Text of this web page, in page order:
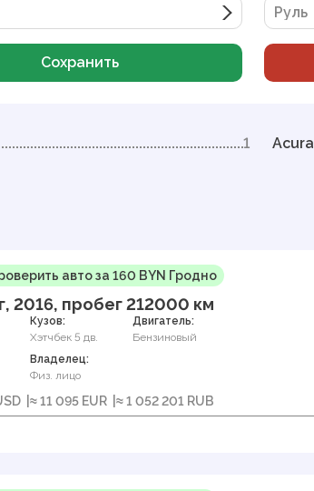
Руль
Сохранить
1 Acura
авто за 160 BYN Гродно
2016, пробег 212000 км
Кузов:
Хэтчбек 5 дв.
Двигатель:
Бензиновый
Владелец:
Физ. лицо
≈ 11 095 EUR ≈ 1 052 201 RUB